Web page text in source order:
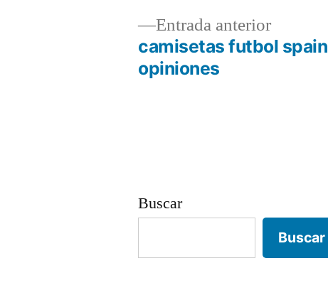
Navegación
Entrada anteriorEntrada
anterior:
camisetas futbol spain
opiniones
Buscar
Buscar